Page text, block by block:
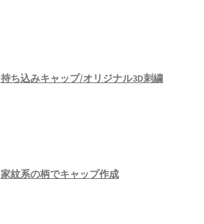
持ち込みキャップ/オリジナル3D刺繍
家紋系の柄でキャップ作成